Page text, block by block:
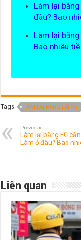
Làm lại
đâu? Bao
Làm lại
Bao nhiêu
Tags LÀM LẠI BẰNG LÁI XE
Previous
Làm lại bằng FC
Làm ở đâu? Bao
Liên quan